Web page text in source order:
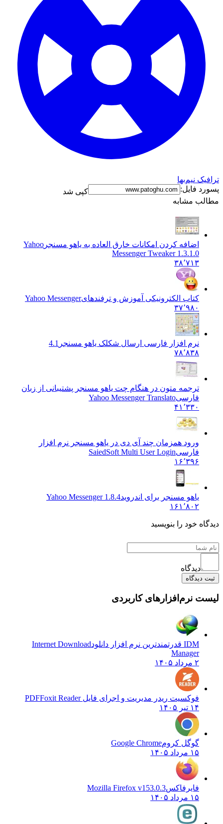
ترافیک نیم‌بها
پسورد فایل:
کپی شد
مطالب مشابه
اضافه کردن امکانات خارق العاده به یاهو مسنجر Yahoo
Messenger Tweaker 1.3.1.0
۳۸٬۷۱۳
کتاب الکترونیکی آموزش و ترفندهایYahoo Messenger
۳۷٬۹۸۰
نرم افزار فارسی ارسال شکلک یاهو مسنجر 4.1
۷۸٬۸۳۸
ترجمه متون در هنگام چت یاهو مسنجر پشتیبانی از زبان
فارسیYahoo Messenger Translato
۴۱٬۳۳۰
ورود همزمان چند آی دی در یاهو مسنجر نرم افزار
فارسیSaiedSoft Multi User Login
۱۶٬۳۹۶
یاهو مسنجر برای اندرویدYahoo Messenger 1.8.4
۱۶۱٬۸۰۲
دیدگاه خود را بنویسید
دیدگاه
ثبت دیدگاه
لیست نرم‌افزارهای کاربردی
IDM قدرتمندترین نرم افزار دانلود
Internet Download
Manager
۲ مرداد ۱۴۰۵
فوکسیت ریدر مدیریت و اجرای فایل PDFFoxit Reader
۱۴ تیر ۱۴۰۵
گوگل کرومGoogle Chrome
۱۵ مرداد ۱۴۰۵
فایرفاکسMozilla Firefox v153.0.3
۱۵ مرداد ۱۴۰۵